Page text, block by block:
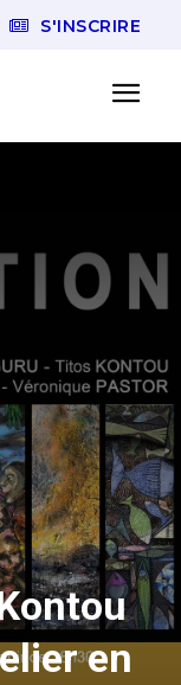
S'INSCRIRE
en